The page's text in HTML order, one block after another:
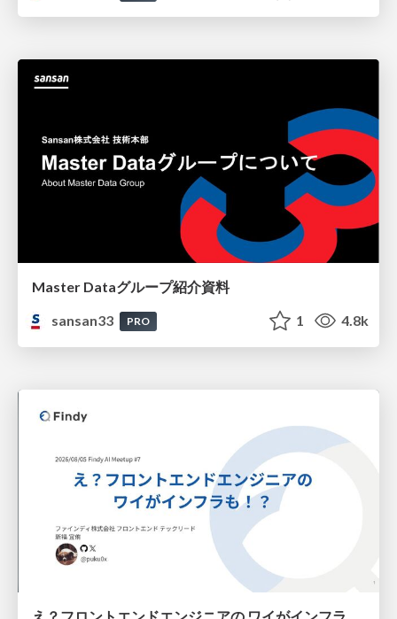
Master Dataグループ紹介資料
sansan33
PRO 1 4.8k